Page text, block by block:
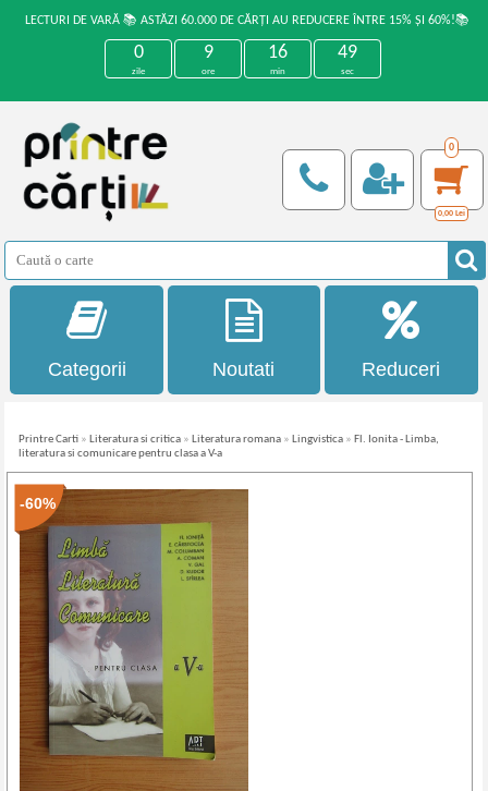
LECTURI DE VARĂ 📚 ASTĂZI 60.000 DE CĂRȚI AU REDUCERE ÎNTRE 15% ȘI 60%!📚
0
zile
9
ore
16
min
48
sec
0
0,00 Lei
Categorii Noutati Reduceri
Printre Carti » Literatura si critica » Literatura romana » Lingvistica » Fl. Ionita - Limba,
literatura si comunicare pentru clasa a V-a
-60%